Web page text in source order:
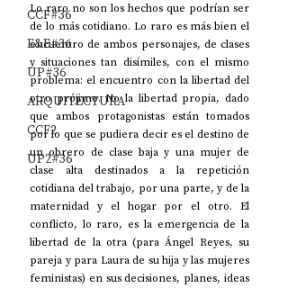
CCF#36
E&E#36
UP#36
ARQUITECTURA
CCF2
UP2#36
Lo raro no son los hechos que podrían ser
de lo más cotidiano. Lo raro es más bien el
encuentro de ambos personajes, de clases
y situaciones tan disímiles, con el mismo
problema: el encuentro con la libertad del
otro prójimo. No la libertad propia, dado
que ambos protagonistas están tomados
por lo que se pudiera decir es el destino de
un obrero de clase baja y una mujer de
clase alta destinados a la repetición
cotidiana del trabajo, por una parte, y de la
maternidad y el hogar por el otro. El
conflicto, lo raro, es la emergencia de la
libertad de la otra (para Ángel Reyes, su
pareja y para Laura de su hija y las mujeres
feministas) en sus decisiones, planes, ideas